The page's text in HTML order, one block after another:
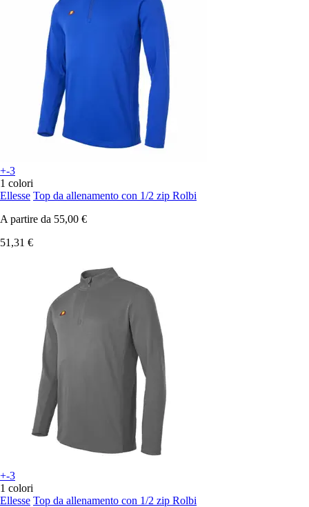
+-3
1 colori
Ellesse Top da allenamento con 1/2 zip Rolbi
A partire da 55,00 €
51,31 €
+-3
1 colori
Ellesse Top da allenamento con 1/2 zip Rolbi